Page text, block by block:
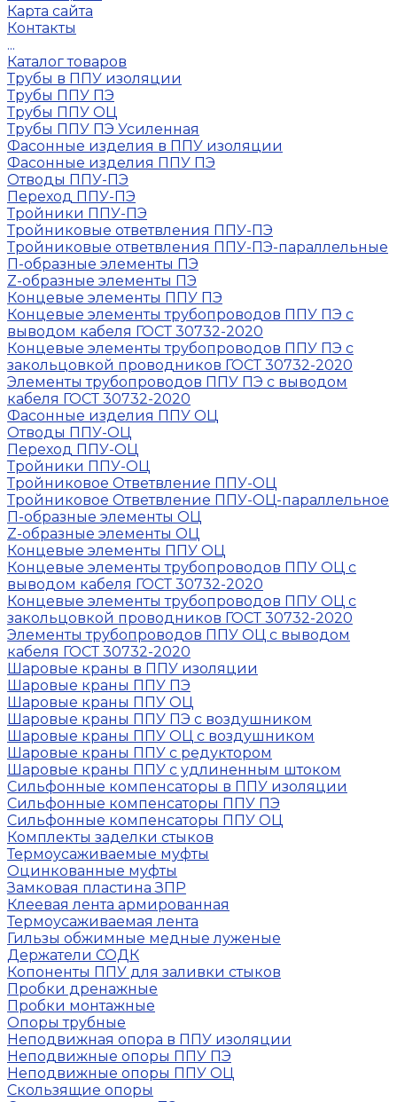
Карта сайта
Контакты
...
Каталог товаров
Трубы в ППУ изоляции
Трубы ППУ ПЭ
Трубы ППУ ОЦ
Трубы ППУ ПЭ Усиленная
Фасонные изделия в ППУ изоляции
Фасонные изделия ППУ ПЭ
Отводы ППУ-ПЭ
Переход ППУ-ПЭ
Тройники ППУ-ПЭ
Тройниковые ответвления ППУ-ПЭ
Тройниковые ответвления ППУ-ПЭ-параллельные
П-образные элементы ПЭ
Z-образные элементы ПЭ
Концевые элементы ППУ ПЭ
Концевые элементы трубопроводов ППУ ПЭ с
выводом кабеля ГОСТ 30732-2020
Концевые элементы трубопроводов ППУ ПЭ с
закольцовкой проводников ГОСТ 30732-2020
Элементы трубопроводов ППУ ПЭ с выводом
кабеля ГОСТ 30732-2020
Фасонные изделия ППУ ОЦ
Отводы ППУ-ОЦ
Переход ППУ-ОЦ
Тройники ППУ-ОЦ
Тройниковое Ответвление ППУ-ОЦ
Тройниковое Ответвление ППУ-ОЦ-параллельное
П-образные элементы ОЦ
Z-образные элементы ОЦ
Концевые элементы ППУ ОЦ
Концевые элементы трубопроводов ППУ ОЦ с
выводом кабеля ГОСТ 30732-2020
Концевые элементы трубопроводов ППУ ОЦ с
закольцовкой проводников ГОСТ 30732-2020
Элементы трубопроводов ППУ ОЦ с выводом
кабеля ГОСТ 30732-2020
Шаровые краны в ППУ изоляции
Шаровые краны ППУ ПЭ
Шаровые краны ППУ ОЦ
Шаровые краны ППУ ПЭ с воздушником
Шаровые краны ППУ ОЦ с воздушником
Шаровые краны ППУ с редуктором
Шаровые краны ППУ с удлиненным штоком
Сильфонные компенсаторы в ППУ изоляции
Сильфонные компенсаторы ППУ ПЭ
Сильфонные компенсаторы ППУ ОЦ
Комплекты заделки стыков
Термоусаживаемые муфты
Оцинкованные муфты
Замковая пластина ЗПР
Клеевая лента армированная
Термоусаживаемая лента
Гильзы обжимные медные луженые
Держатели СОДК
Копоненты ППУ для заливки стыков
Пробки дренажные
Пробки монтажные
Опоры трубные
Неподвижная опора в ППУ изоляции
Неподвижные опоры ППУ ПЭ
Неподвижные опоры ППУ ОЦ
Скользящие опоры